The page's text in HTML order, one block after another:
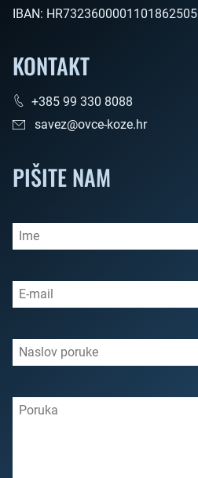
IBAN: HR7323600001101862505
KONTAKT
+385 99 330 8088
savez@ovce-koze.hr
PIŠITE NAM